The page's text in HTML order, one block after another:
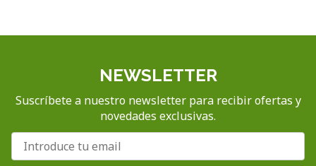
NEWSLETTER
Suscríbete a nuestro newsletter para recibir ofertas y
novedades exclusivas.